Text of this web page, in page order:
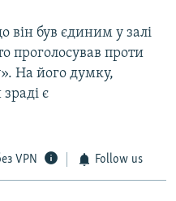
він був єдиним у залі
проголосував проти
На його думку,
є
VPN Follow us